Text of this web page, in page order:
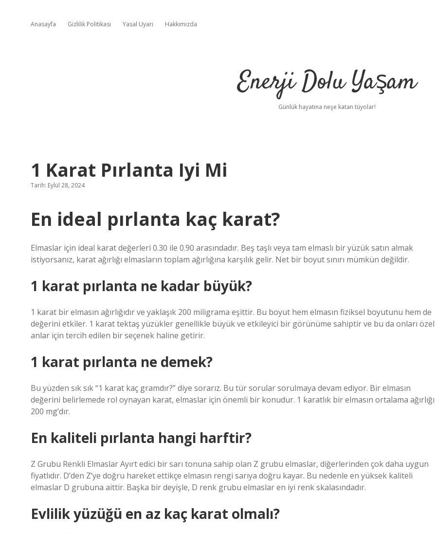
Anasayfa Gizlilik Politikası Yasal Uyarı Hakkımızda
Enerji Dolu Yaşam
Günlük hayatına neşe katan tüyolar!
1 Karat Pırlanta Iyi Mi
Tarih: Eylül 28, 2024
En ideal pırlanta kaç karat?
Elmaslar için ideal karat değerleri 0.30 ile 0.90 arasındadır. Beş taşlı veya tam elmaslı bir yüzük satın almak
istiyorsanız, karat ağırlığı elmasların toplam ağırlığına karşılık gelir. Net bir boyut sınırı mümkün değildir.
1 karat pırlanta ne kadar büyük?
1 karat bir elmasın ağırlığıdır ve yaklaşık 200 miligrama eşittir. Bu boyut hem elmasın fiziksel boyutunu hem de
değerini etkiler. 1 karat tektaş yüzükler genellikle büyük ve etkileyici bir görünüme sahiptir ve bu da onları özel
anlar için tercih edilen bir seçenek haline getirir.
1 karat pırlanta ne demek?
Bu yüzden sık sık “1 karat kaç gramdır?” diye sorarız. Bu tür sorular sorulmaya devam ediyor. Bir elmasın
değerini belirlemede rol oynayan karat, elmaslar için önemli bir konudur. 1 karatlık bir elmasın ortalama ağırlığı
200 mg’dır.
En kaliteli pırlanta hangi harftir?
Z Grubu Renkli Elmaslar Ayırt edici bir sarı tonuna sahip olan Z grubu elmaslar, diğerlerinden çok daha uygun
fiyatlıdır. D’den Z’ye doğru hareket ettikçe elmasın rengi sarıya doğru kayar. Bu nedenle en yüksek kaliteli
elmaslar D grubuna aittir. Başka bir deyişle, D renk grubu elmaslar en iyi renk skalasındadır.
Evlilik yüzüğü en az kaç karat olmalı?